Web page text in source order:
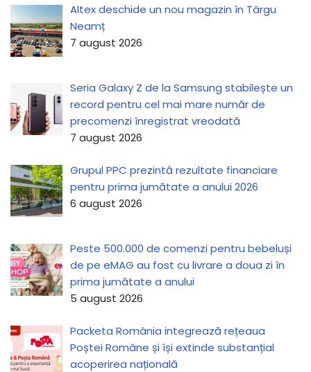
Altex deschide un nou magazin în Târgu
Neamț
7 august 2026
Seria Galaxy Z de la Samsung stabilește un
record pentru cel mai mare număr de
precomenzi înregistrat vreodată
7 august 2026
Grupul PPC prezintă rezultate financiare
pentru prima jumătate a anului 2026
6 august 2026
Peste 500.000 de comenzi pentru bebeluși
de pe eMAG au fost cu livrare a doua zi în
prima jumătate a anului
5 august 2026
Packeta România integrează rețeaua
Poștei Române și își extinde substanțial
acoperirea națională